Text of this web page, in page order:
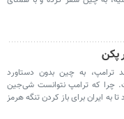
پکن
ترامپ، به چین بدون دستاورد
چرا که ترامپ نتوانست شی‌جین
به ایران برای باز کردن تنگه هرمز